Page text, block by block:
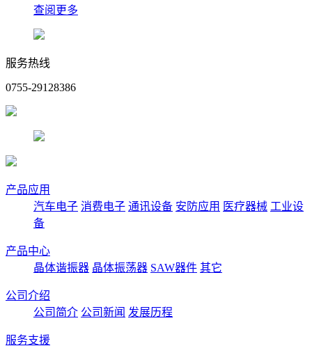
查阅更多
服务热线
0755-29128386
产品应用
汽车电子 消费电子 通讯设备 安防应用 医疗器械 工业设
备
产品中心
晶体谐振器 晶体振荡器 SAW器件 其它
公司介绍
公司简介 公司新闻 发展历程
服务支援